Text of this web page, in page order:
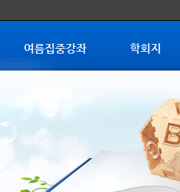
여름집중강좌 학회지